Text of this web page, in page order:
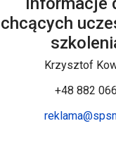
chcących
Krzysztof
+48 882